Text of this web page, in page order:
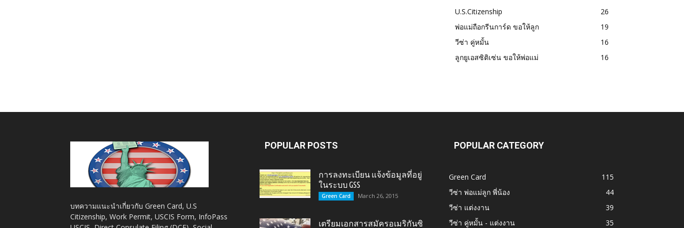
U.S.Citizenship
26
พ่อแม่ถือกรีนการ์ด ขอให้ลูก
19
วีซ่า คู่หมั้น
16
ลูกยูเอสซิติเซ่น ขอให้พ่อแม่
16
บทความแนะนำเกี่ยวกับ Green Card, U.S
Citizenship, Work Permit, USCIS Form, InfoPass
POPULAR POSTS
การลงทะเบียน แจ้งข้อมูลที่อยู่
ในระบบ GSS
Green Card March 26, 2015
เตรียมเอกสารสมัครอเมริกันซิ
POPULAR CATEGORY
Green Card
115
วีซ่า พ่อแม่ลูก พี่น้อง
44
วีซ่า แต่งงาน
39
วีซ่า คู่หมั้น - แต่งงาน
35